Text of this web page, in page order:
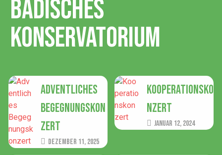
Badisches
Konservatorium
Adventliches
Begegnungskon
zert
Dezember 11, 2025
Kooperationsko
nzert
Januar 12, 2024